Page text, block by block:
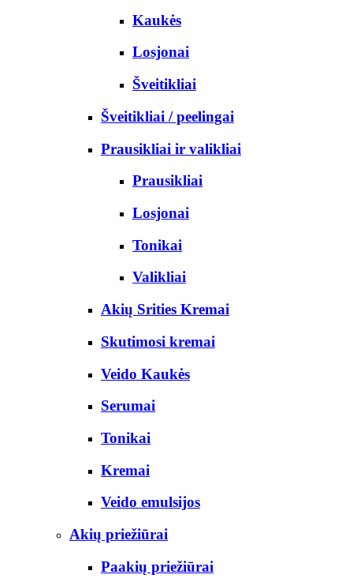
Kaukės
Losjonai
Šveitikliai
Šveitikliai / peelingai
Prausikliai ir valikliai
Prausikliai
Losjonai
Tonikai
Valikliai
Akių Srities Kremai
Skutimosi kremai
Veido Kaukės
Serumai
Tonikai
Kremai
Veido emulsijos
Akių priežiūrai
Paakių priežiūrai